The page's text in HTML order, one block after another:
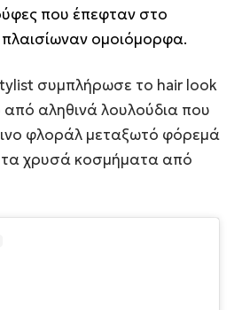
που έπεφταν στο
ομοιόμορφα.
συμπλήρωσε το hair look
από αληθινά λουλούδια που
φλοράλ μεταξωτό φόρεμά
τα χρυσά κοσμήματα από